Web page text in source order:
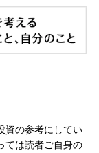
資の参考にしてい
ては読者ご自身の